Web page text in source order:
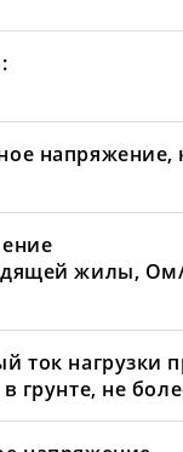
напряжение,
жилы,
ток нагрузки
грунте, не